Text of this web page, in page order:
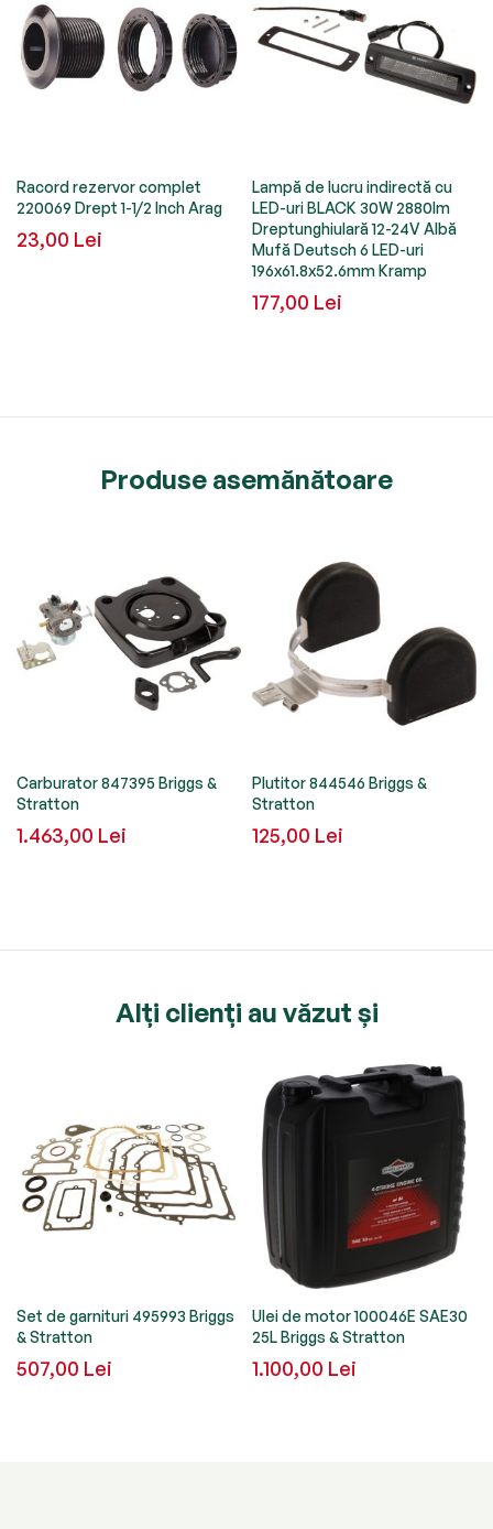
Racord rezervor complet
220069 Drept 1-1/2 Inch Arag
23,00 Lei
Lampă de lucru indirectă cu
LED-uri BLACK 30W 2880lm
Dreptunghiulară 12-24V Albă
Mufă Deutsch 6 LED-uri
196x61.8x52.6mm Kramp
177,00 Lei
Produse asemănătoare
Carburator 847395 Briggs &
Stratton
1.463,00 Lei
Plutitor 844546 Briggs &
Stratton
125,00 Lei
Alți clienți au văzut și
Set de garnituri 495993 Briggs
& Stratton
507,00 Lei
Ulei de motor 100046E SAE30
25L Briggs & Stratton
1.100,00 Lei